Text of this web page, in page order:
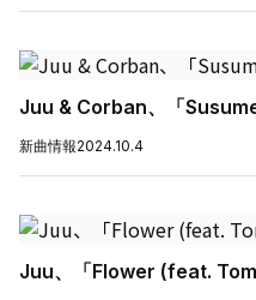
Juu & Corban、「
新曲情報2024.10.4
Juu、「Flower (feat.